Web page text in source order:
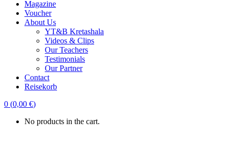
Magazine
Voucher
About Us
YT&B Kretashala
Videos & Clips
Our Teachers
Testimonials
Our Partner
Contact
Reisekorb
0 (0,00 €)
No products in the cart.